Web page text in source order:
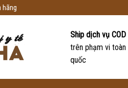
hãng
Ship dịch vụ COD
trên phạm vi toàn
quốc